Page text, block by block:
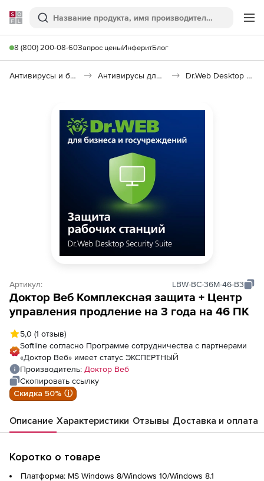
Softline
Поиск
8 (800) 200-08-60Запрос ценыИнферитБлог
Антивирусы и безопасность Антивирусы для организаций Dr.Web Desktop Security Suite
Артикул: LBW-BC-36M-46-B3
Доктор Веб Комплексная защита + Центр
управления продление на 3 года на 46 ПК
5,0 (1 отзыв)
Softline согласно Программе сотрудничества с партнерами
«Доктор Веб» имеет статус ЭКСПЕРТНЫЙ
Производитель: Доктор Веб
Скопировать ссылку
Скидка 50% ⓘ
Описание Характеристики Отзывы Доставка и оплата
Коротко о товаре
Платформа: MS Windows 8/Windows 10/Windows 8.1